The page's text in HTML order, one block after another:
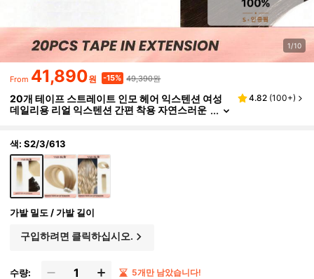
1/10
From 41,890원 -15% 49,390원
20개 테이프 스트레이트 인모 헤어 익스텐션 여성
데일리용 리얼 익스텐션 간편 착용 자연스러운
4.82 (100+)
색: S2/3/613
가발 밀도 / 가발 길이
구입하려면 클릭하십시오.
수량: 5개만 남았습니다!